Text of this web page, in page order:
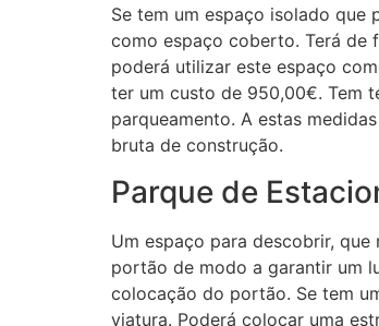
Se tem um espaço isolado
como espaço coberto. Terá de
poderá utilizar este espaço
ter um custo de 950,00€. Tem
parqueamento. A estas
bruta de construção.
Parque de
Um espaço para descobrir,
portão de modo a garantir um
colocação do portão. Se tem
viatura. Poderá colocar uma